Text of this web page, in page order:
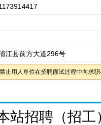
江县前方大道296号
止用人单位在招聘面试过程中向求
站招聘（招